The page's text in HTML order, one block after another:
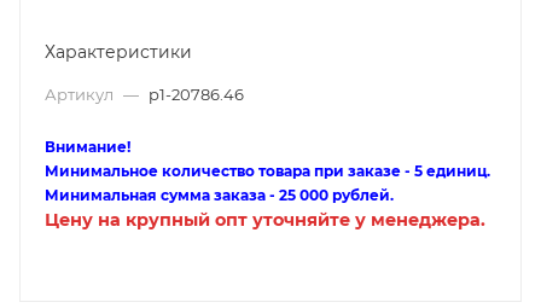
Характеристики
Артикул — p1-20786.46
Внимание!
Минимальное количество товара при заказе - 5 единиц.
Минимальная сумма заказа - 25 000 рублей.
Цену на крупный опт уточняйте у менеджера.